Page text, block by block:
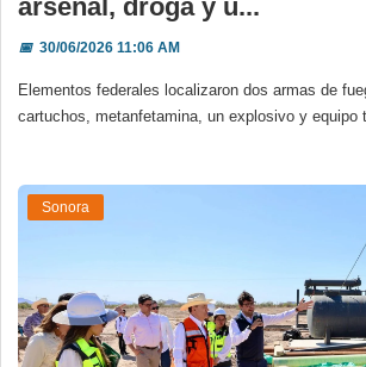
arsenal, droga y u...
📅30/06/2026 11:06 AM
Elementos federales localizaron dos armas de
cartuchos, metanfetamina, un explosivo y equipo
Sonora